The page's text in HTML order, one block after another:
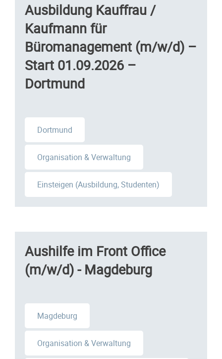
Ausbildung Kauffrau /
Kaufmann für
Büromanagement (m/w/d) –
Start 01.09.2026 –
Dortmund
Dortmund
Organisation & Verwaltung
Einsteigen (Ausbildung, Studenten)
Aushilfe im Front Office
(m/w/d) - Magdeburg
Magdeburg
Organisation & Verwaltung